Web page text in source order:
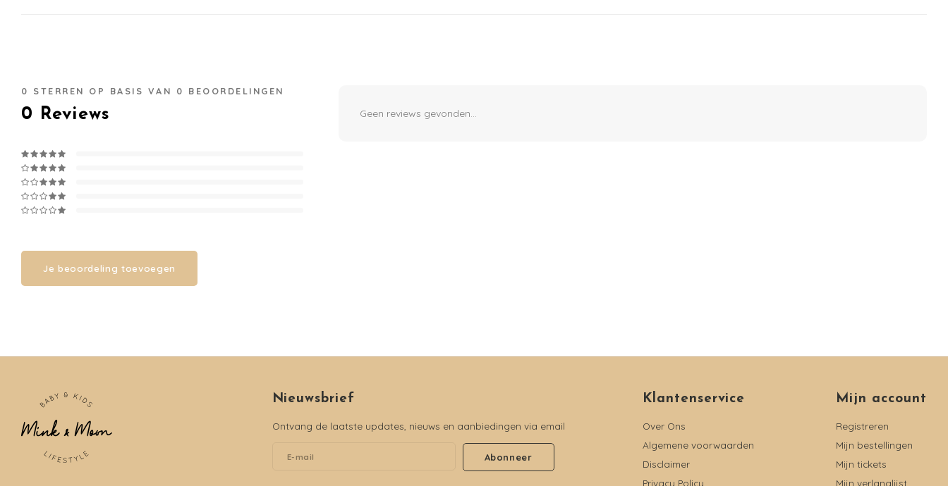
0 STERREN OP BASIS VAN 0 BEOORDELINGEN
0 Reviews
Je beoordeling toevoegen
Geen reviews gevonden...
Nieuwsbrief
Ontvang de laatste updates, nieuws en aanbiedingen via email
Abonneer
Klantenservice
Over Ons
Algemene voorwaarden
Disclaimer
Privacy Policy
Mijn account
Registreren
Mijn bestellingen
Mijn tickets
Mijn verlanglijst